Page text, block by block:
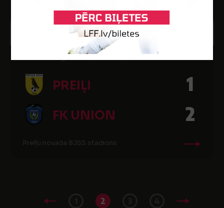
OKT 15:00
2023
PREIĻI 1
FK UNION 2
Preiļu novada BJSS stadions
2